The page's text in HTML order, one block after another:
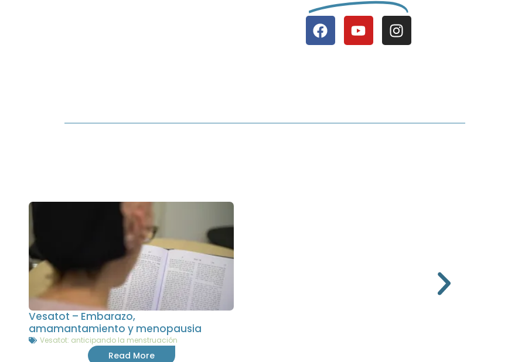
Vesatot – Embarazo,
amamantamiento y menopausia
Vesatot: anticipando la menstruación
Read More